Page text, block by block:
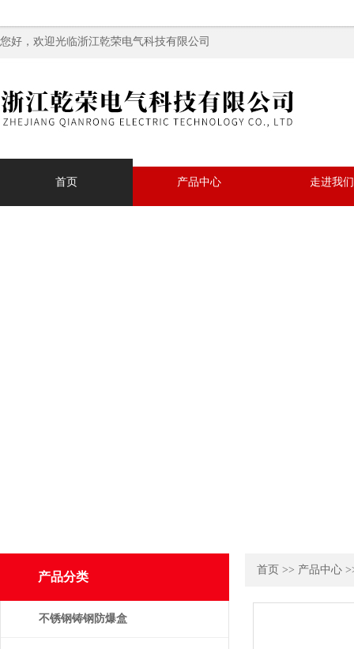
您好，欢迎光临浙江乾荣电气科技有限公司
首页 产品中心 走进我们
首页 >> 产品中心
产品分类
不锈钢铸钢防爆盒